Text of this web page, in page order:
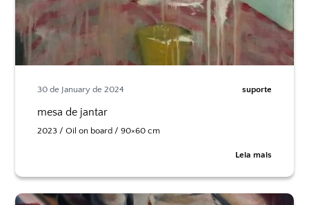
30 de January de 2024 suporte
mesa de jantar
2023 / Oil on board / 90×60 cm
Leia mais